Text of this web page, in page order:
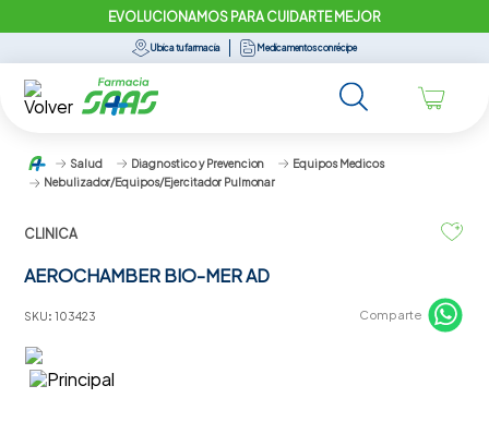
EVOLUCIONAMOS PARA CUIDARTE MEJOR
Ubica tu farmacia Medicamentos con récipe
Salud Diagnostico y Prevencion
Equipos Medicos
Nebulizador/Equipos/Ejercitador Pulmonar
CLINICA
AEROCHAMBER BIO-MER AD
SKU:103423 Comparte